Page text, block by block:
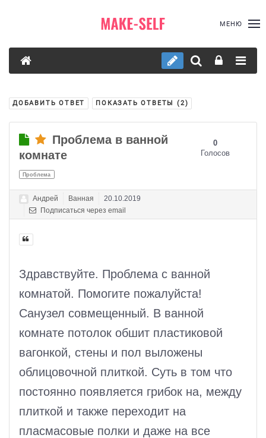
МЕНЮ
ДОБАВИТЬ ОТВЕТ ПОКАЗАТЬ ОТВЕТЫ (2)
Проблема в ванной
комнате
Проблема
0
Голосов
Андрей Ванная
20.10.2019
Подписаться через email
Здравствуйте. Проблема с ванной
комнатой. Помогите пожалуйста!
Санузел совмещенный. В ванной
комнате потолок обшит пластиковой
вагонкой, стены и пол выложены
облицовочной плиткой. Суть в том что
постоянно появляется грибок на, между
плиткой и также переходит на
пласмасовые полки и даже на все